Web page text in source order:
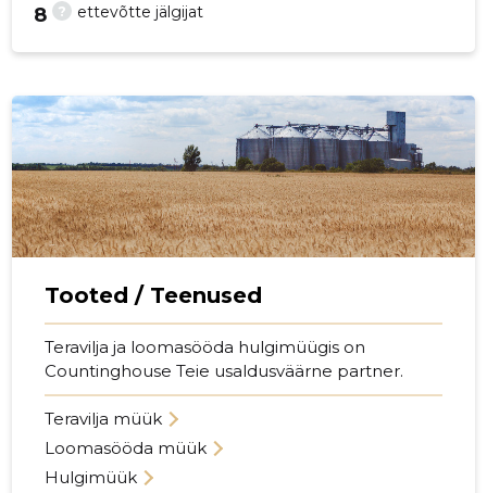
? ettevõtte jälgijat
8
Tooted / Teenused
Teravilja ja loomasööda hulgimüügis on
Countinghouse Teie usaldusväärne partner.
Teravilja müük
Loomasööda müük
Hulgimüük